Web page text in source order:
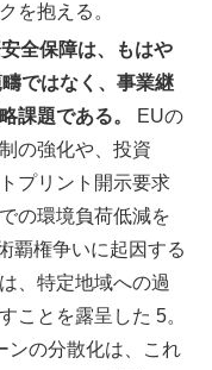
を抱える。
全保障は、もはや
ではなく、事業継
課題である。
EUの
の強化や、投資
プリント開示要求
の環境負荷低減を
覇権争いに起因する
、特定地域への過
ことを露呈した 5。
ンの分散化は、これ